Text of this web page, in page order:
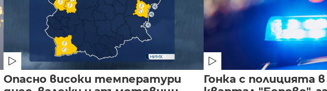
Опасно високи температури
Гонка с полицията